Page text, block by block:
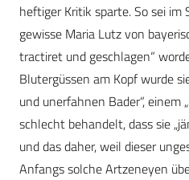
heftiger Kritik sparte. So sei
gewisse Maria Lutz von
tractiret und geschlagen“
Blutergüssen am Kopf wurde
und unerfahnen Bader“, einem
schlecht behandelt, dass sie
und das daher, weil dieser
Anfangs solche Artzeneyen